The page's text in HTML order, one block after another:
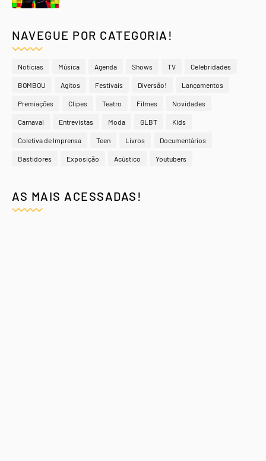
NAVEGUE POR CATEGORIA!
Notícias Música Agenda Shows TV Celebridades
BOMBOU Agitos Festivais Diversão! Lançamentos
Premiações Clipes Teatro Filmes Novidades
Carnaval Entrevistas Moda GLBT Kids
Coletiva de Imprensa Teen Livros Documentários
Bastidores Exposição Acústico Youtubers
AS MAIS ACESSADAS!